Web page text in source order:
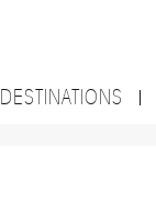
DESTINATIONS